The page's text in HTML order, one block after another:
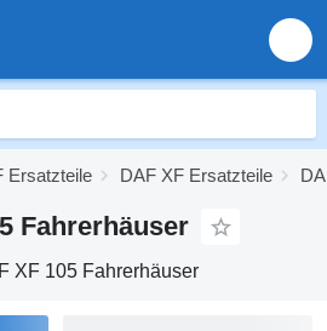
Ersatzteile DAF XF Ersatzteile
Fahrerhäuser
XF 105 Fahrerhäuser